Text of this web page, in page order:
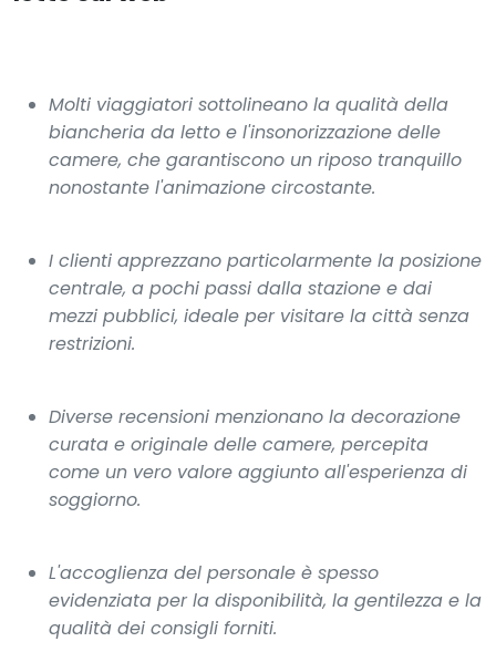
Molti viaggiatori sottolineano la qualità della
biancheria da letto e l'insonorizzazione delle
camere, che garantiscono un riposo tranquillo
nonostante l'animazione circostante.
I clienti apprezzano particolarmente la posizione
centrale, a pochi passi dalla stazione e dai
mezzi pubblici, ideale per visitare la città senza
restrizioni.
Diverse recensioni menzionano la decorazione
curata e originale delle camere, percepita
come un vero valore aggiunto all'esperienza di
soggiorno.
L'accoglienza del personale è spesso
evidenziata per la disponibilità, la gentilezza e la
qualità dei consigli forniti.